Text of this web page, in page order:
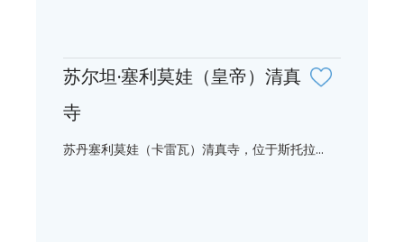
苏尔坦·塞利莫娃（皇帝）清真
寺
苏丹塞利莫娃（卡雷瓦）清真寺，位于斯托拉...